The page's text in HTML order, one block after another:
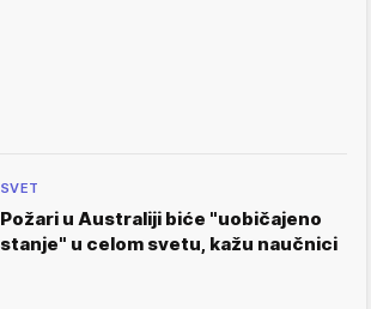
SVET
Požari u Australiji biće "uobičajeno
stanje" u celom svetu, kažu naučnici